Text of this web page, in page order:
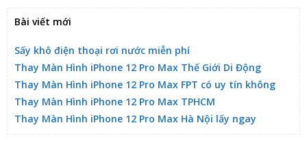
Bài viết mới
Sấy khô điện thoại rơi nước miễn phí
Thay Màn Hình iPhone 12 Pro Max Thế Giới Di Động
Thay Màn Hình iPhone 12 Pro Max FPT có uy tín không
Thay Màn Hình iPhone 12 Pro Max TPHCM
Thay Màn Hình iPhone 12 Pro Max Hà Nội lấy ngay